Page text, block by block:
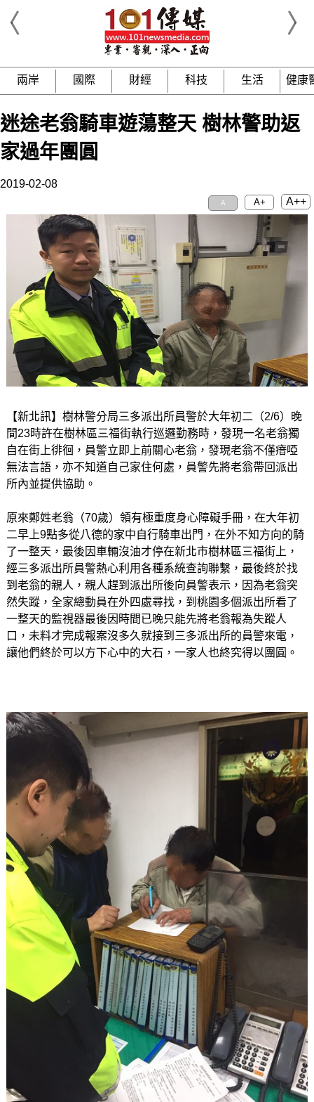
兩岸 國際 財經 科技 生活 健康
迷途老翁騎車遊蕩整天 樹林警助返
家過年團圓
2019-02-08
A A+ A++
【新北訊】樹林警分局三多派出所員警於大年初二（2/6）晚
間23時許在樹林區三福街執行巡邏勤務時，發現一名老翁獨
自在街上徘徊，員警立即上前關心老翁，發現老翁不僅瘖啞
無法言語，亦不知道自己家住何處，員警先將老翁帶回派出
所內並提供協助。
原來鄭姓老翁（70歲）領有極重度身心障礙手冊，在大年初
二早上9點多從八德的家中自行騎車出門，在外不知方向的騎
了一整天，最後因車輛沒油才停在新北市樹林區三福街上，
經三多派出所員警熱心利用各種系統查詢聯繫，最後終於找
到老翁的親人，親人趕到派出所後向員警表示，因為老翁突
然失蹤，全家總動員在外四處尋找，到桃園多個派出所看了
一整天的監視器最後因時間已晚只能先將老翁報為失蹤人
口，未料才完成報案沒多久就接到三多派出所的員警來電，
讓他們終於可以方下心中的大石，一家人也終究得以團圓。